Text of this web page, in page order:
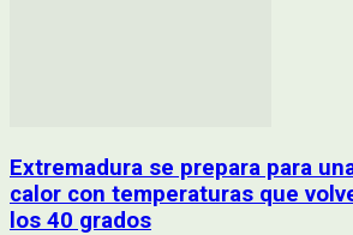
Extremadura se prepara para
calor con temperaturas que
los 40 grados